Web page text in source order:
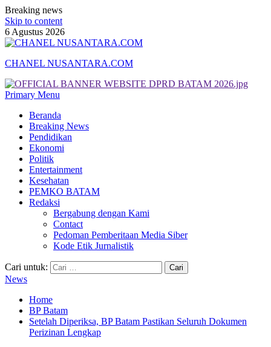
Breaking news
Skip to content
6 Agustus 2026
CHANEL NUSANTARA.COM
Primary Menu
Beranda
Breaking News
Pendidikan
Ekonomi
Politik
Entertainment
Kesehatan
PEMKO BATAM
Redaksi
Bergabung dengan Kami
Contact
Pedoman Pemberitaan Media Siber
Kode Etik Jurnalistik
Cari untuk:
News
Home
BP Batam
Setelah Diperiksa, BP Batam Pastikan Seluruh Dokumen
Perizinan Lengkap